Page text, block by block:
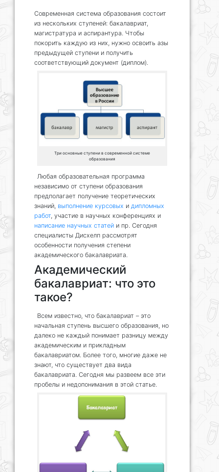
Современная система образования состоит
из нескольких ступеней: бакалавриат,
магистратура и аспирантура. Чтобы
покорить каждую из них, нужно освоить азы
предыдущей ступени и получить
соответствующий документ (диплом).
Три основные ступени в современной системе
образования
Любая образовательная программа
независимо от ступени образования
предполагает получение теоретических
знаний, выполнение курсовых и дипломных
работ, участие в научных конференциях и
написание научных статей и пр. Сегодня
специалисты Дисхелп рассмотрят
особенности получения степени
академического бакалавриата.
Академический
бакалавриат: что это
такое?
Всем известно, что бакалавриат – это
начальная ступень высшего образования, но
далеко не каждый понимает разницу между
академическим и прикладным
бакалавриатом. Более того, многие даже не
знают, что существует два вида
бакалавриата. Сегодня мы развеем все эти
пробелы и недопонимания в этой статье.